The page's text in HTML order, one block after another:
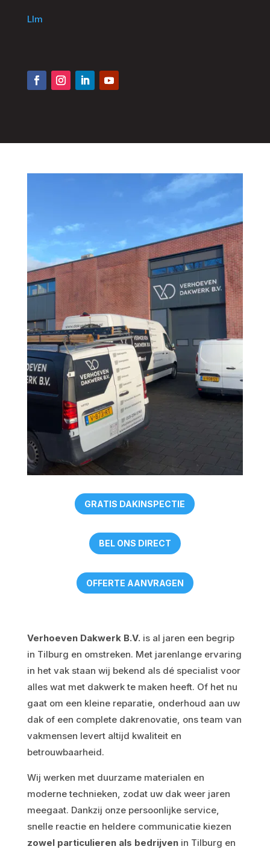
Llm
GRATIS DAKINSPECTIE
BEL ONS DIRECT
OFFERTE AANVRAGEN
Verhoeven Dakwerk B.V. is al jaren een begrip
in Tilburg en omstreken. Met jarenlange ervaring
in het vak staan wij bekend als dé specialist voor
alles wat met dakwerk te maken heeft. Of het nu
gaat om een kleine reparatie, onderhoud aan uw
dak of een complete dakrenovatie, ons team van
vakmensen levert altijd kwaliteit en
betrouwbaarheid.
Wij werken met duurzame materialen en
moderne technieken, zodat uw dak weer jaren
meegaat. Dankzij onze persoonlijke service,
snelle reactie en heldere communicatie kiezen
zowel particulieren als bedrijvenin Tilburg en